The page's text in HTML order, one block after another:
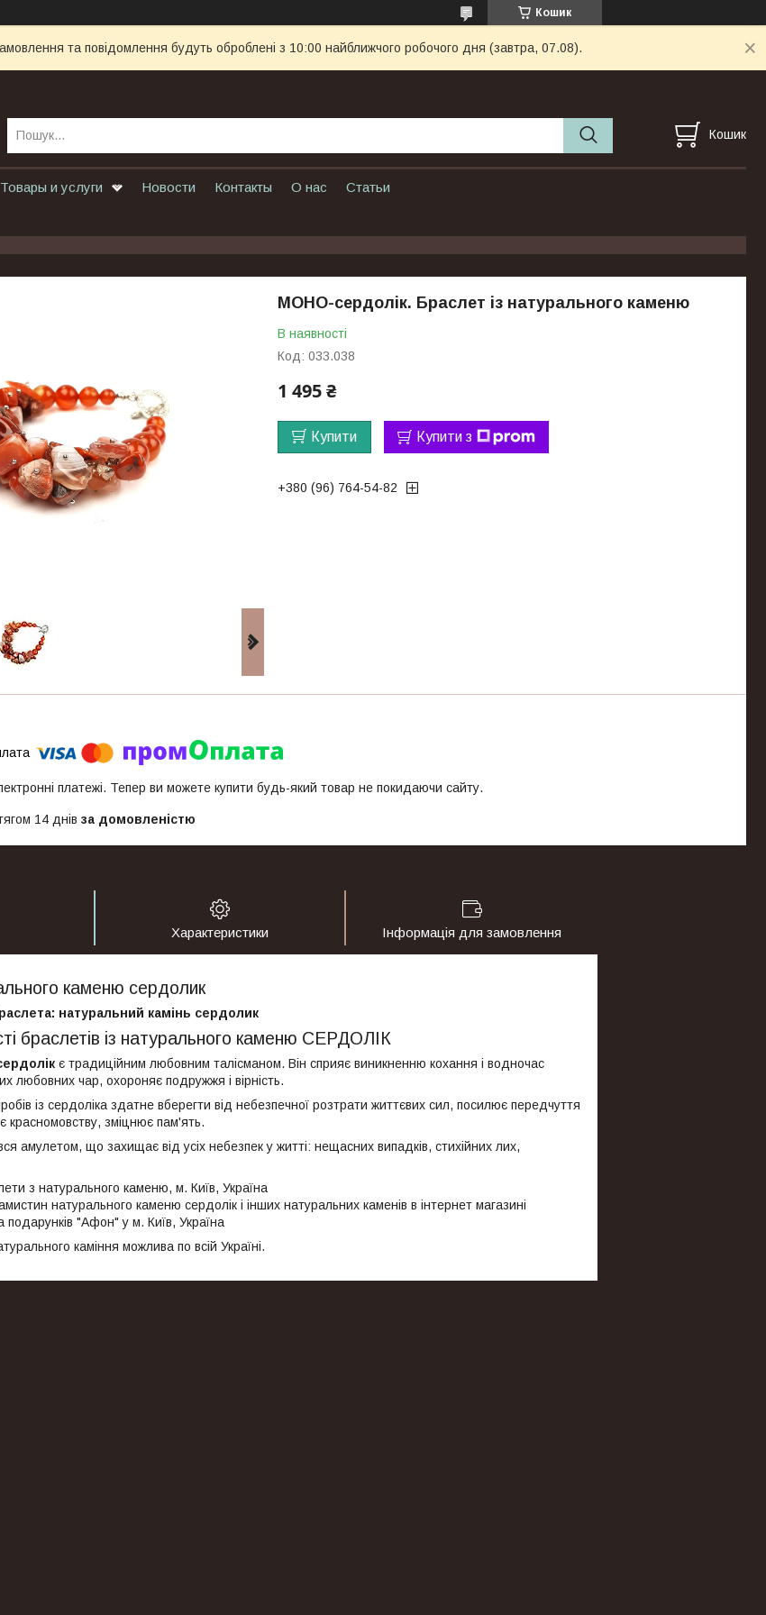
Кошик
та повідомлення будуть оброблені з 10:00 найближчого робочого дня (завтра, 07.08).
Кошик
Товары и услуги Новости Контакты О нас Статьи
МОНО-сердолік. Браслет із натурального каменю
В наявності
Код: 033.038
1 495 ₴
Купити Купити з
+380 (96) 764-54-82
платежі. Тепер ви можете купити будь-який товар не покидаючи сайту.
14 днів за домовленістю
Характеристики Інформація для замовлення
каменю сердолик
натуральний камінь сердолик
браслетів із натурального каменю СЕРДОЛІК
є традиційним любовним талісманом. Він сприяє виникненню кохання і водночас
любовних чар, охороняє подружжя і вірність.
із сердоліка здатне вберегти від небезпечної розтрати життєвих сил, посилює передчуття
красномовству, зміцнює пам'ять.
амулетом, що захищає від усіх небезпек у житті: нещасних випадків, стихійних лих,
з натурального каменю, м. Київ, Україна
натурального каменю сердолік і інших натуральних каменів в інтернет магазині
подарунків "Афон" у м. Київ, Україна
каміння можлива по всій Україні.